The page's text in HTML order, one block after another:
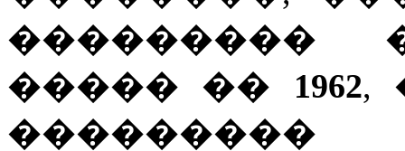
���������
����� �� 1962,